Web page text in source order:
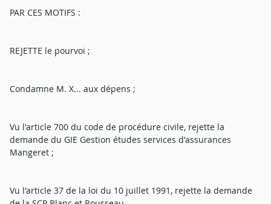
PAR CES MOTIFS :
REJETTE le pourvoi ;
Condamne M. X... aux dépens ;
Vu l'article 700 du code de procédure civile, rejette la
demande du GIE Gestion études services d'assurances
Mangeret ;
Vu l'article 37 de la loi du 10 juillet 1991, rejette la demande